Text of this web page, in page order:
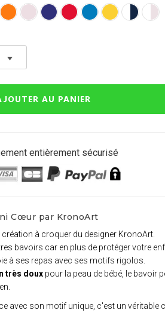
AU PANIER
entièrement sécurisé
Cœur par KronoArt
à croquer du designer KronoArt.
bavoirs car en plus de protéger votre
à ses repas avec ses motifs rigolos.
très doux pour la peau de bébé, le bavoir
avec son motif unique, c'est un véritable